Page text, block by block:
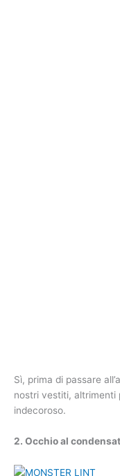
Sì, prima di passare
nostri vestiti, altrimenti
indecoroso.
2. Occhio al